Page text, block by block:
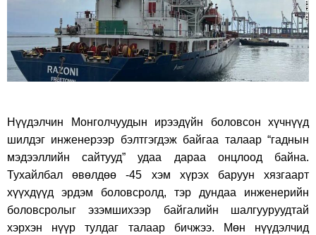
Нүүдэлчин Монголчуудын ирээдүйн боловсон хүчнүүд
шилдэг инженерээр бэлтгэгдэж байгаа талаар “гаднын
мэдээллийн сайтууд” удаа дараа онцлоод байна.
Тухайлбал өвөлдөө -45 хэм хүрэх баруун хязгаарт
хүүхдүүд эрдэм боловсролд, тэр дундаа инженерийн
боловсролыг эзэмшихээр байгалийн шалгууруудтай
хэрхэн нүүр тулдаг талаар бичжээ. Мөн нүүдэлчид